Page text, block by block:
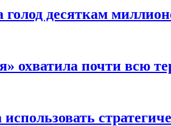
десяткам
охватила почти всю